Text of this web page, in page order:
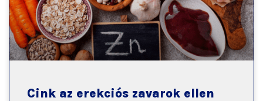
Cink az erekciós zavarok ellen